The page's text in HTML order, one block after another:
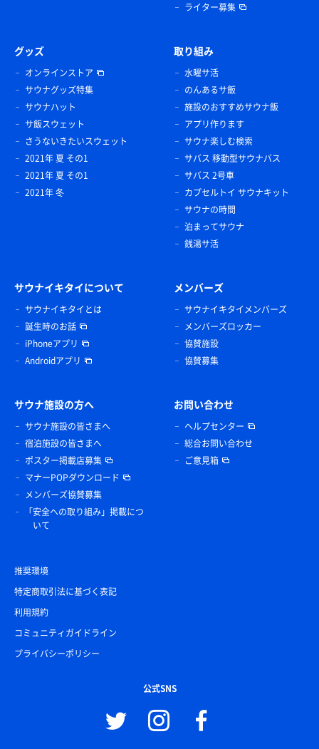
ライター募集
グッズ
オンラインストア
サウナグッズ特集
サウナハット
サ飯スウェット
さうないきたいスウェット
2021年 夏 その1
2021年 夏 その1
2021年 冬
取り組み
水曜サ活
のんあるサ飯
施設のおすすめサウナ飯
アプリ作ります
サウナ楽しむ検索
サバス 移動型サウナバス
サバス 2号車
カプセルトイ サウナキット
サウナの時間
泊まってサウナ
銭湯サ活
サウナイキタイについて
サウナイキタイとは
誕生時のお話
iPhoneアプリ
Androidアプリ
メンバーズ
サウナイキタイメンバーズ
メンバーズロッカー
協賛施設
協賛募集
サウナ施設の方へ
サウナ施設の皆さまへ
宿泊施設の皆さまへ
ポスター掲載店募集
マナーPOPダウンロード
メンバーズ協賛募集
「安全への取り組み」掲載につ
いて
お問い合わせ
ヘルプセンター
総合お問い合わせ
ご意見箱
推奨環境
特定商取引法に基づく表記
利用規約
コミュニティガイドライン
プライバシーポリシー
公式SNS